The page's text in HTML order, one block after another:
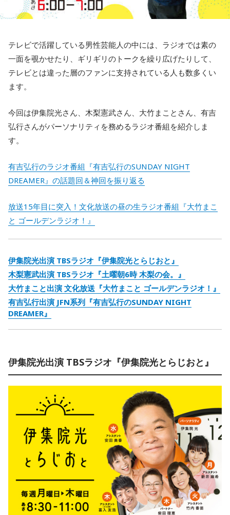
テレビで活躍している男性芸能人の中には、ラジオでは素の
一面を覗かせたり、ギリギリのトークを繰り広げたりして、
テレビとは違った層のファンに支持されている人も数多くい
ます。
今回は伊集院光さん、木梨憲武さん、大竹まことさん、有吉
弘行さんがパーソナリティを務めるラジオ番組を紹介しま
す。
有吉弘行のラジオ番組『有吉弘行のSUNDAY NIGHT
DREAMER』の話題回＆神回を振り返る
放送15年目に突入！文化放送の昼の生ラジオ番組『大竹まこ
と ゴールデンラジオ！』
伊集院光出演 TBSラジオ『伊集院光とらじおと』
木梨憲武出演 TBSラジオ『土曜朝6時 木梨の会。』
大竹まこと出演 文化放送『大竹まこと ゴールデンラジオ！』
有吉弘行出演 JFN系列『有吉弘行のSUNDAY NIGHT
DREAMER』
伊集院光出演 TBSラジオ『伊集院光とらじおと』